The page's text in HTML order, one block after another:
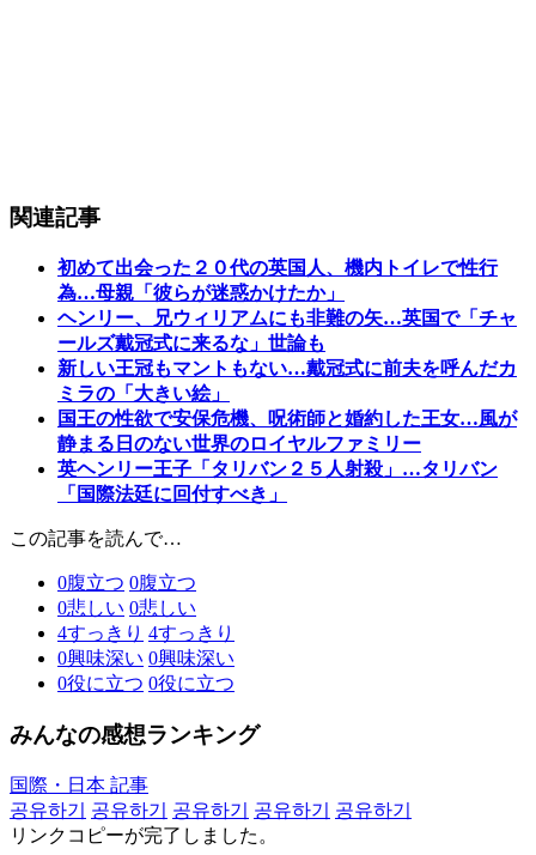
関連記事
初めて出会った２０代の英国人、機内トイレで性行
為…母親「彼らが迷惑かけたか」
ヘンリー、兄ウィリアムにも非難の矢…英国で「チャ
ールズ戴冠式に来るな」世論も
新しい王冠もマントもない…戴冠式に前夫を呼んだカ
ミラの「大きい絵」
国王の性欲で安保危機、呪術師と婚約した王女…風が
静まる日のない世界のロイヤルファミリー
英ヘンリー王子「タリバン２５人射殺」…タリバン
「国際法廷に回付すべき」
この記事を読んで…
0腹立つ 0腹立つ
0悲しい 0悲しい
4すっきり 4すっきり
0興味深い 0興味深い
0役に立つ 0役に立つ
みんなの感想ランキング
国際・日本 記事
공유하기
공유하기 공유하기 공유하기
공유하기
リンクコピーが完了しました。